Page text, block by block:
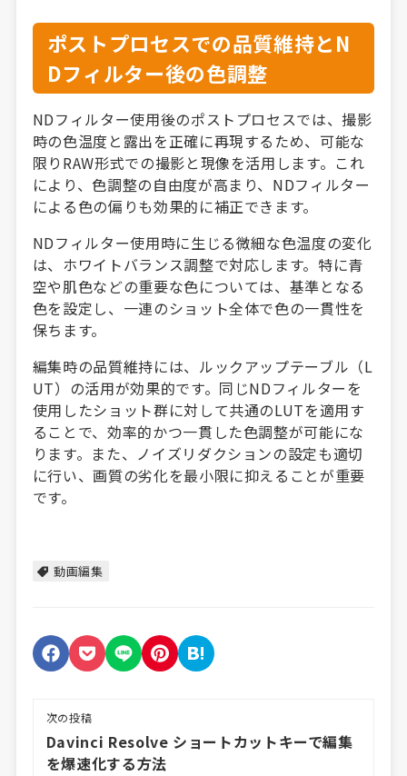
ポストプロセスでの品質維持とN
Dフィルター後の色調整
NDフィルター使用後のポストプロセスでは、撮影
時の色温度と露出を正確に再現するため、可能な
限りRAW形式での撮影と現像を活用します。これ
により、色調整の自由度が高まり、NDフィルター
による色の偏りも効果的に補正できます。
NDフィルター使用時に生じる微細な色温度の変化
は、ホワイトバランス調整で対応します。特に青
空や肌色などの重要な色については、基準となる
色を設定し、一連のショット全体で色の一貫性を
保ちます。
編集時の品質維持には、ルックアップテーブル（L
UT）の活用が効果的です。同じNDフィルターを
使用したショット群に対して共通のLUTを適用す
ることで、効率的かつ一貫した色調整が可能にな
ります。また、ノイズリダクションの設定も適切
に行い、画質の劣化を最小限に抑えることが重要
です。
動画編集
次の投稿
Davinci Resolve ショートカットキーで編集
を爆速化する方法